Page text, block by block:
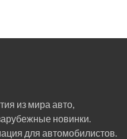
из мира авто,
новинки.
для автомобилистов.